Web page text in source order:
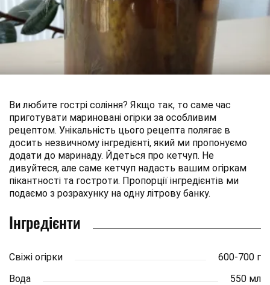
Ви любите гострі соління? Якщо так, то саме час
приготувати мариновані огірки за особливим
рецептом. Унікальність цього рецепта полягає в
досить незвичному інгредієнті, який ми пропонуємо
додати до маринаду. Йдеться про кетчуп. Не
дивуйтеся, але саме кетчуп надасть вашим огіркам
пікантності та гостроти. Пропорції інгредієнтів ми
подаємо з розрахунку на одну літрову банку.
Інгредієнти
Свіжі огірки
600-700 г
Вода
550 мл